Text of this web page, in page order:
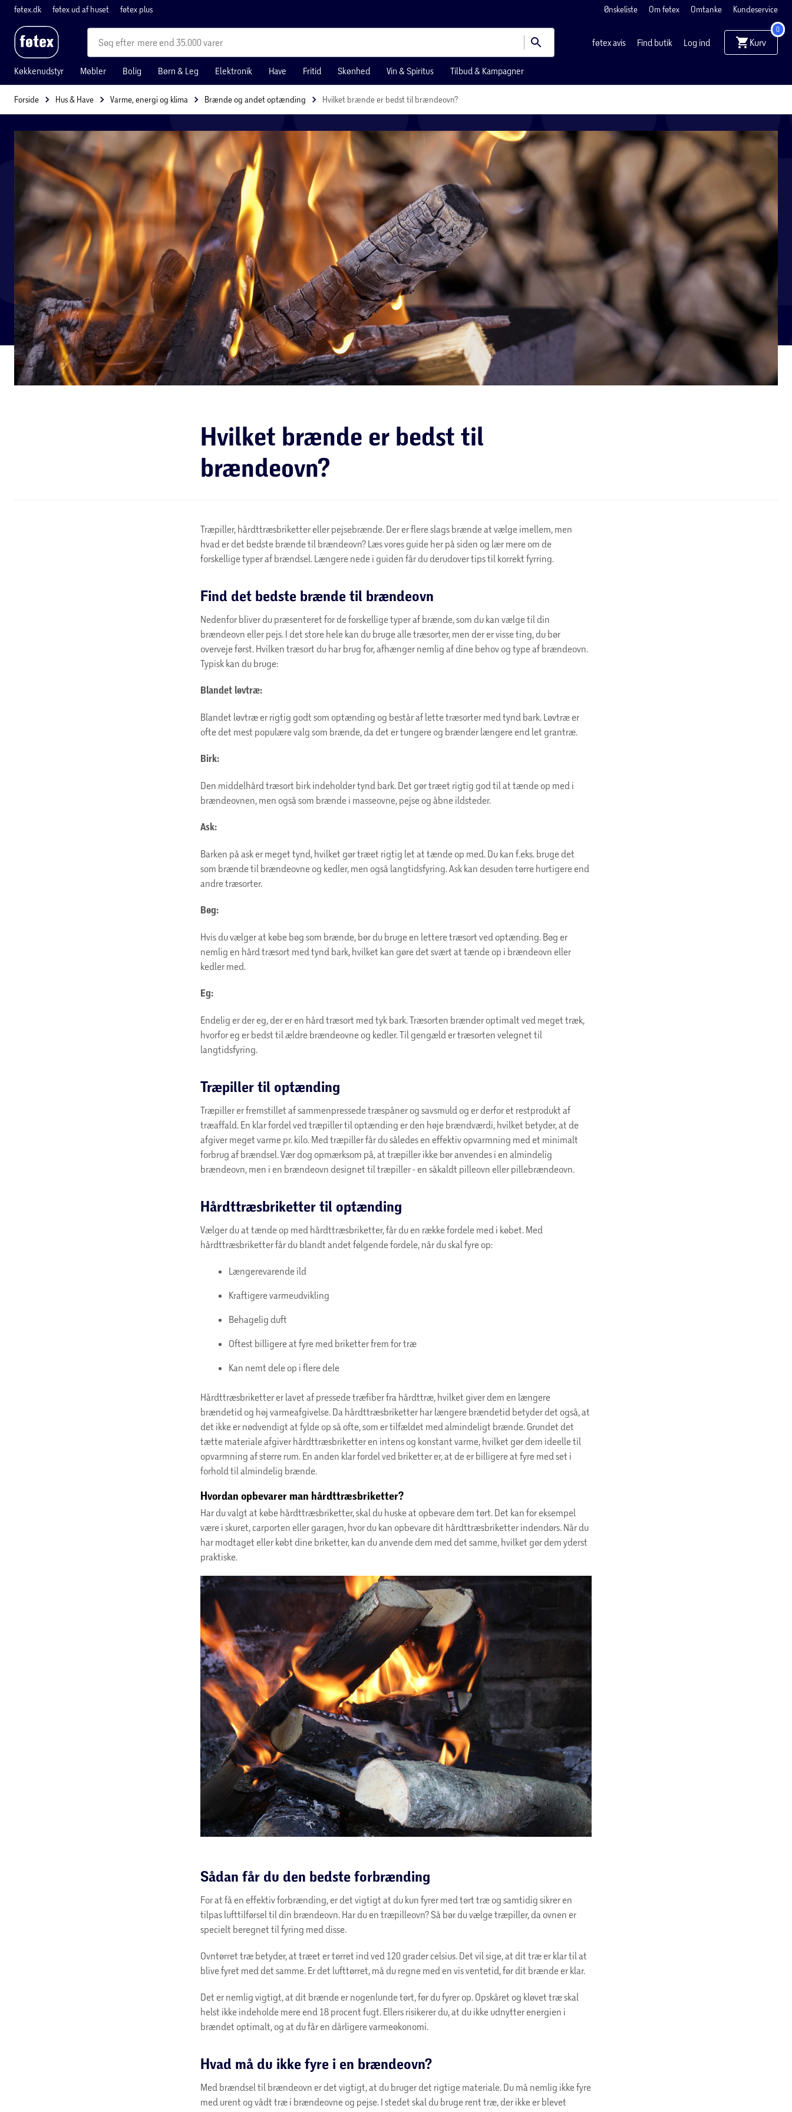
føtex.dk føtex ud af huset føtex plus Ønskeliste Om føtex Omtanke Kundeservice
mere end 35.000 varer føtex avis Find butik Log ind Kurv
0
Køkkenudstyr Møbler Bolig Børn & Leg Elektronik Have Fritid Skønhed Vin & Spiritus Tilbud & Kampagner
Forside Hus & Have Varme, energi og klima Brænde og andet optænding Hvilket brænde er bedst til brændeovn?
Hvilket brænde er bedst til
brændeovn?
Træpiller, hårdttræsbriketter eller pejsebrænde. Der er flere slags brænde at vælge imellem, men
hvad er det bedste brænde til brændeovn? Læs vores guide her på siden og lær mere om de
forskellige typer af brændsel. Længere nede i guiden får du derudover tips til korrekt fyrring.
Find det bedste brænde til brændeovn
Nedenfor bliver du præsenteret for de forskellige typer af brænde, som du kan vælge til din
brændeovn eller pejs. I det store hele kan du bruge alle træsorter, men der er visse ting, du bør
overveje først. Hvilken træsort du har brug for, afhænger nemlig af dine behov og type af brændeovn.
Typisk kan du bruge:
Blandet løvtræ:
Blandet løvtræ er rigtig godt som optænding og består af lette træsorter med tynd bark. Løvtræ er
ofte det mest populære valg som brænde, da det er tungere og brænder længere end let grantræ.
Birk:
Den middelhård træsort birk indeholder tynd bark. Det gør træet rigtig god til at tænde op med i
brændeovnen, men også som brænde i masseovne, pejse og åbne ildsteder.
Ask:
Barken på ask er meget tynd, hvilket gør træet rigtig let at tænde op med. Du kan f.eks. bruge det
som brænde til brændeovne og kedler, men også langtidsfyring. Ask kan desuden tørre hurtigere end
andre træsorter.
Bøg:
Hvis du vælger at købe bøg som brænde, bør du bruge en lettere træsort ved optænding. Bøg er
nemlig en hård træsort med tynd bark, hvilket kan gøre det svært at tænde op i brændeovn eller
kedler med.
Eg:
Endelig er der eg, der er en hård træsort med tyk bark. Træsorten brænder optimalt ved meget træk,
hvorfor eg er bedst til ældre brændeovne og kedler. Til gengæld er træsorten velegnet til
langtidsfyring.
Træpiller til optænding
Træpiller er fremstillet af sammenpressede træspåner og savsmuld og er derfor et restprodukt af
træaffald. En klar fordel ved træpiller til optænding er den høje brændværdi, hvilket betyder, at de
afgiver meget varme pr. kilo. Med træpiller får du således en effektiv opvarmning med et minimalt
forbrug af brændsel. Vær dog opmærksom på, at træpiller ikke bør anvendes i en almindelig
brændeovn, men i en brændeovn designet til træpiller - en såkaldt pilleovn eller pillebrændeovn.
Hårdttræsbriketter til optænding
Vælger du at tænde op med hårdttræsbriketter, får du en række fordele med i købet. Med
hårdttræsbriketter får du blandt andet følgende fordele, når du skal fyre op:
Længerevarende ild
Kraftigere varmeudvikling
Behagelig duft
Oftest billigere at fyre med briketter frem for træ
Kan nemt dele op i flere dele
Hårdttræsbriketter er lavet af pressede træfiber fra hårdttræ, hvilket giver dem en længere
brændetid og høj varmeafgivelse. Da hårdttræsbriketter har længere brændetid betyder det også, at
det ikke er nødvendigt at fylde op så ofte, som er tilfældet med almindeligt brænde. Grundet det
tætte materiale afgiver hårdttræsbriketter en intens og konstant varme, hvilket gør dem ideelle til
opvarmning af større rum. En anden klar fordel ved briketter er, at de er billigere at fyre med set i
forhold til almindelig brænde.
Hvordan opbevarer man hårdttræsbriketter?
Har du valgt at købe hårdttræsbriketter, skal du huske at opbevare dem tørt. Det kan for eksempel
være i skuret, carporten eller garagen, hvor du kan opbevare dit hårdttræsbriketter indendørs. Når du
har modtaget eller købt dine briketter, kan du anvende dem med det samme, hvilket gør dem yderst
praktiske.
Sådan får du den bedste forbrænding
For at få en effektiv forbrænding, er det vigtigt at du kun fyrer med tørt træ og samtidig sikrer en
tilpas lufttilførsel til din brændeovn. Har du en træpilleovn? Så bør du vælge træpiller, da ovnen er
specielt beregnet til fyring med disse.
Ovntørret træ betyder, at træet er tørret ind ved 120 grader celsius. Det vil sige, at dit træ er klar til at
blive fyret med det samme. Er det lufttørret, må du regne med en vis ventetid, før dit brænde er klar.
Det er nemlig vigtigt, at dit brænde er nogenlunde tørt, før du fyrer op. Opskåret og kløvet træ skal
helst ikke indeholde mere end 18 procent fugt. Ellers risikerer du, at du ikke udnytter energien i
brændet optimalt, og at du får en dårligere varmeøkonomi.
Hvad må du ikke fyre i en brændeovn?
Med brændsel til brændeovn er det vigtigt, at du bruger det rigtige materiale. Du må nemlig ikke fyre
med urent og vådt træ i brændeovne og pejse. I stedet skal du bruge rent træ, der ikke er blevet